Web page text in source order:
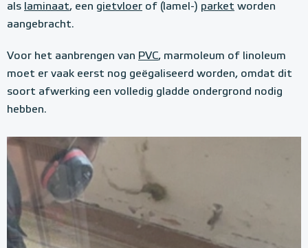
als laminaat, een gietvloer of (lamel-) parket worden
aangebracht.
Voor het aanbrengen van PVC, marmoleum of linoleum
moet er vaak eerst nog geëgaliseerd worden, omdat dit
soort afwerking een volledig gladde ondergrond nodig
hebben.